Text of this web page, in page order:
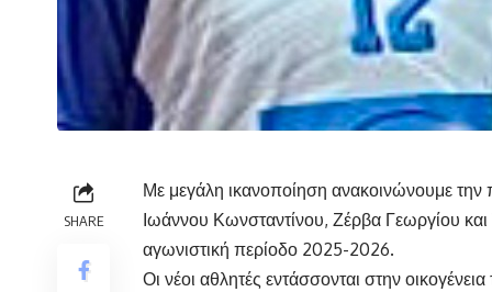
SHARE
Με μεγάλη ικανοποίηση ανακοινώνουμε
Ιωάννου Κωνσταντίνου, Ζέρβα Γεωργίου
αγωνιστική περίοδο 2025-2026.
Οι νέοι αθλητές εντάσσονται στην